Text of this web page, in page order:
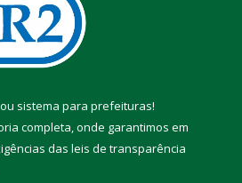
ou sistema para prefeituras!
completa, onde garantimos em
das leis de transparência